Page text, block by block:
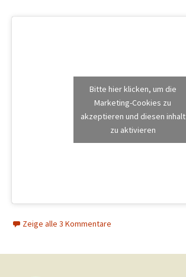
Bitte hier klicken, um die
Marketing-Cookies zu
akzeptieren und diesen inhalt
zu aktivieren
Zeige alle 3 Kommentare